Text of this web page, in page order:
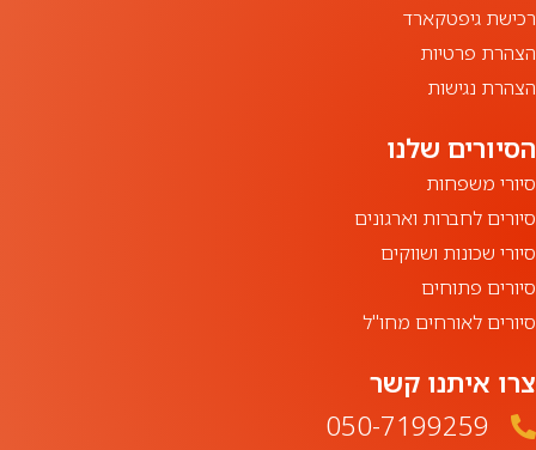
רכישת גיפטקארד
הצהרת פרטיות
הצהרת נגישות
סיורי משפחות
סיורים לחברות וארגונים
סיורי שכונות ושווקים
סיורים פתוחים
סיורים לאורחים מחו"ל
צרו איתנו קשר
050-7199259‏